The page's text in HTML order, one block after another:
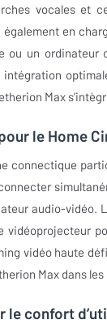
vocales et
en
ou un
Max
le Home
connectique
audio-vidéo.
vidéo haute
Max dans
le confort